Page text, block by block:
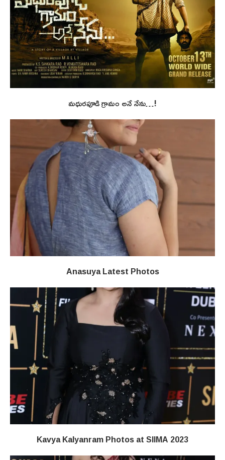
మధురపూడి గ్రామం అనే నేను…!
Anasuya Latest Photos
Kavya Kalyanram Photos at SIIMA 2023